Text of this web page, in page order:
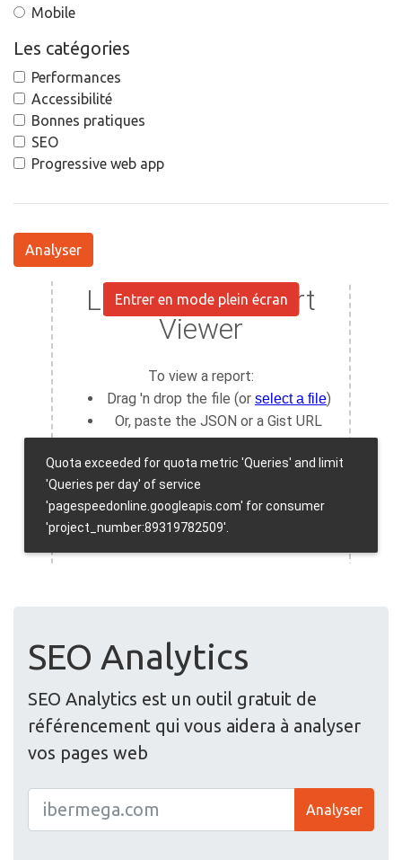
Mobile
Les catégories
Performances
Accessibilité
Bonnes pratiques
SEO
Progressive web app
Analyser
Entrer en mode plein écran
SEO Analytics
SEO Analytics est un outil gratuit de
référencement qui vous aidera à analyser
vos pages web
Analyser